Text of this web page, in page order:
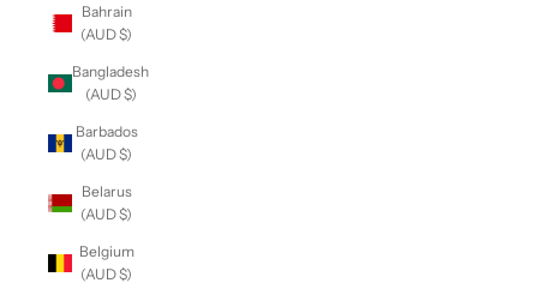
Bahrain
(AUD $)
Bangladesh
(AUD $)
Barbados
(AUD $)
Belarus
(AUD $)
Belgium
(AUD $)